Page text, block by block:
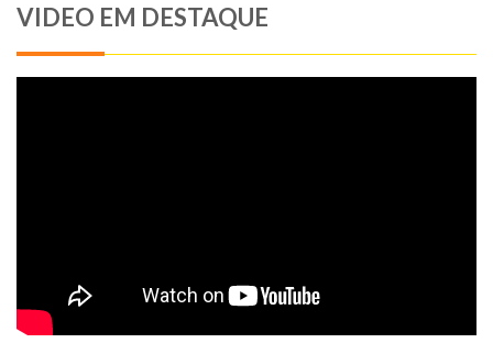
VIDEO EM DESTAQUE